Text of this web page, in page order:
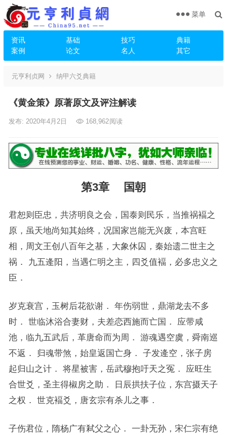
资讯 基础 技巧
典籍
案例
论文 名人 其它
菜单
元亨利贞网 纳甲六爻典籍
《黄金策》原著原文及评注解读
发布: 2020年4月2日 168,962阅读
第3章 国朝
君恕则臣忠，共济明良之会，国泰则民乐，当推祸褔之
原，虽天地尚知其始终，况国家岂能无兴废，本宫旺
相，周文王创八百年之基，大象休囚，秦始遗二世主之
祸． 九五逄阳，当遇仁明之主，四爻值褔，必多忠义之
臣．
岁克衰宫，玉树后花欲谢． 年伤弱世，鼎湖龙去不多
时． 世临沐浴合妻财，夫差恋西施而亡国． 应带咸
池，临九五武后，革唐命而为周． 游魂遇空虞，舜南巡
不返． 归魂带煞，始皇返国亡身． 子发逄空，张子房
起归山之计． 将星被害，岳武穆抱吁天之冤． 应旺生
合世爻，圣主得椒房之助． 日辰拱扶子位，东宫摄天子
之权． 世克褔爻，唐玄宗有杀儿之事．
子伤君位，隋杨广有弒父之心． 一卦无孙，宋仁宗有绝